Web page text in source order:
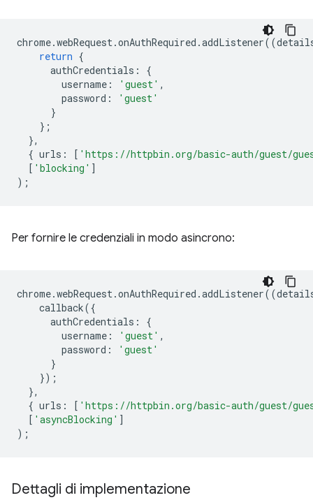
chrome.webRequest.onAuthRequired .addListener((
return {
authCredentials :
{
username : 'guest' ,
password :
'guest'
}
};
},
{ urls : [ 'https://httpbin.org/basic-auth/guest/
[ 'blocking' ]
);
Per fornire le credenziali in modo asincrono:
chrome.webRequest.onAuthRequired .addListener((
callback({
authCredentials :
{
username : 'guest' ,
password :
'guest'
}
});
},
{ urls : [ 'https://httpbin.org/basic-auth/guest/
[ 'asyncBlocking' ]
);
Dettagli di implementazione